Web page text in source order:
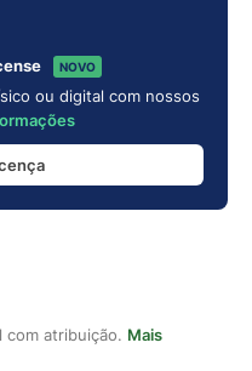
NOVO
ou digital com nossos
com atribuição. Mais